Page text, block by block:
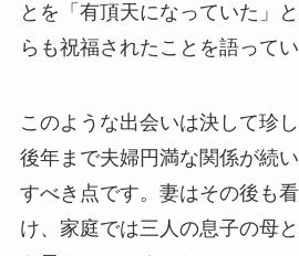
とを「有頂天になっていた」
らも祝福されたことを語ってい
このような出会いは決して珍
後年まで夫婦円満な関係が続
すべき点です。妻はその後も
け、家庭では三人の息子の母